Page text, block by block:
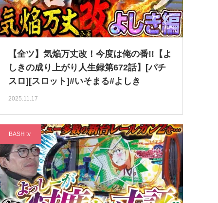
【全ツ】気焔万丈改！今度は俺の番!!【よ
しきの成り上がり人生録第672話】[パチ
スロ][スロット]#いそまる#よしき
2025.11.17
BASH tv